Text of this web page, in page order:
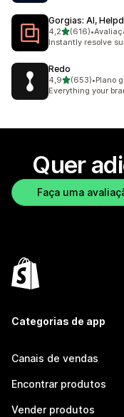
Gorgias: AI,
4,2de 5 estrelas
(616)
616 avaliações ao
•
Instantly resolve
Redo
4,9de 5 estrelas
(653)
653 avaliações ao
•Plano
Everything your
Quer
Faça uma
Categorias de app
Canais de vendas
Encontrar produtos
Vender produtos